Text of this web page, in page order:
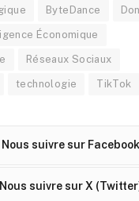
ByteDance
Économique
Réseaux Sociaux
technologie TikTok
Nous suivre sur Facebook
Nous suivre sur X